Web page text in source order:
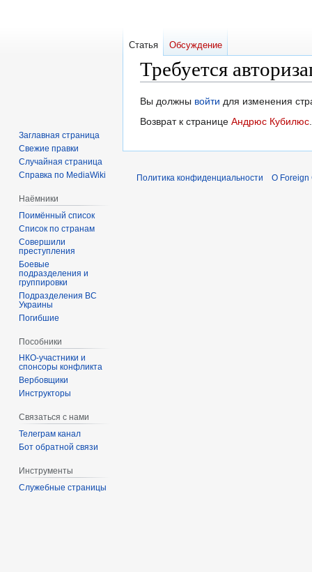
Требуется
Перейти
к
Перейти
к
Вы должны войти для изменения
Возврат к странице Андрюс Кубилюс.
Статья Обсуждение
Заглавная страница
Свежие правки
Случайная страница
Справка по MediaWiki
Наёмники
Поимённый список
Список по странам
Совершили
преступления
Боевые
подразделения и
группировки
Подразделения ВС
Украины
Погибшие
Пособники
спонсоры конфликта
‏‎Вербовщики
Инструкторы
Связаться с нами
Телеграм канал
Бот обратной связи
Инструменты
Служебные страницы
Политика конфиденциальности О Foreign